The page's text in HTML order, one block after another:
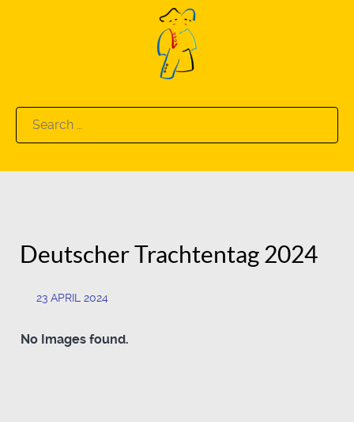
Search
for:
Deutscher Trachtentag 2024
23 APRIL 2024
No Images found.